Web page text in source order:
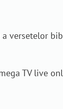
versetelor
TV live